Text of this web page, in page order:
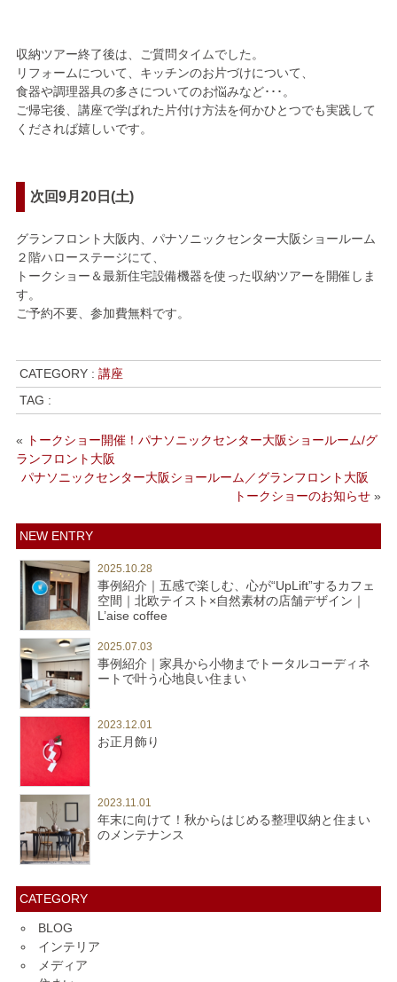
収納ツアー終了後は、ご質問タイムでした。
リフォームについて、キッチンのお片づけについて、
食器や調理器具の多さについてのお悩みなど･･･。
ご帰宅後、講座で学ばれた片付け方法を何かひとつでも実践して
くだされば嬉しいです。
次回9月20日(土)
グランフロント大阪内、パナソニックセンター大阪ショールーム
２階ハローステージにて、
トークショー＆最新住宅設備機器を使った収納ツアーを開催しま
す。
ご予約不要、参加費無料です。
CATEGORY : 講座
TAG :
«
トークショー開催！パナソニックセンター大阪ショールーム/グ
ランフロント大阪
パナソニックセンター大阪ショールーム／グランフロント大阪
トークショーのお知らせ »
NEW ENTRY
2025.10.28
事例紹介｜五感で楽しむ、心が“UpLift”するカフェ
空間｜北欧テイスト×自然素材の店舗デザイン｜
L’aise coffee
2025.07.03
事例紹介｜家具から小物までトータルコーディネ
ートで叶う心地良い住まい
2023.12.01
お正月飾り
2023.11.01
年末に向けて！秋からはじめる整理収納と住まい
のメンテナンス
CATEGORY
BLOG
インテリア
メディア